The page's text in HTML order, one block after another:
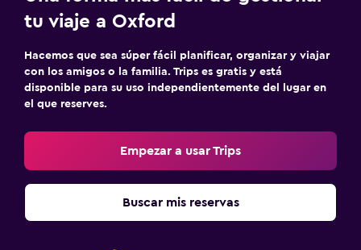
tu viaje a Oxford
Hacemos que sea súper fácil planificar, organizar y viajar
con los amigos o la familia. Trips es gratis y está
disponible para su uso independientemente del lugar en
el que reserves.
Empezar a usar Trips
Buscar mis reservas